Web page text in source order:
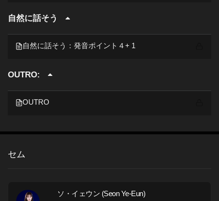
自然に話そう
自然に話そう：発音ポイント４+ 1
OUTRO:
OUTRO
セム
ソ・イェウン (Seon Ye-Eun)